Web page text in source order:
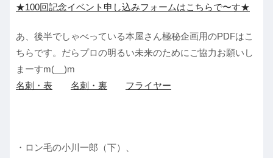
★100回記念イベント申し込みフォームはこちらで〜す★
あ、後半でしゃべっている本屋さん極秘企画用のPDFはこ
ちらです。だらプロの明るい未来のためにご協力お願いし
まーすm(__)m
名刺・表
名刺・裏 フライヤー
・ロン毛の小川一郎（下）、